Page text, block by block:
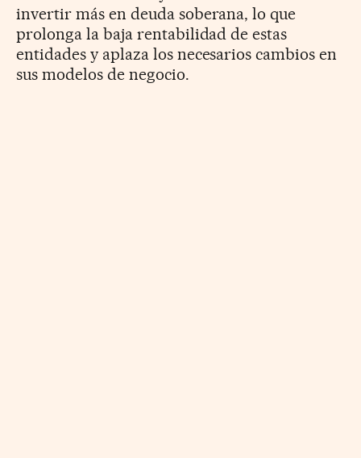
invertir más en deuda soberana, lo que
prolonga la baja rentabilidad de estas
entidades y aplaza los necesarios cambios en
sus modelos de negocio.